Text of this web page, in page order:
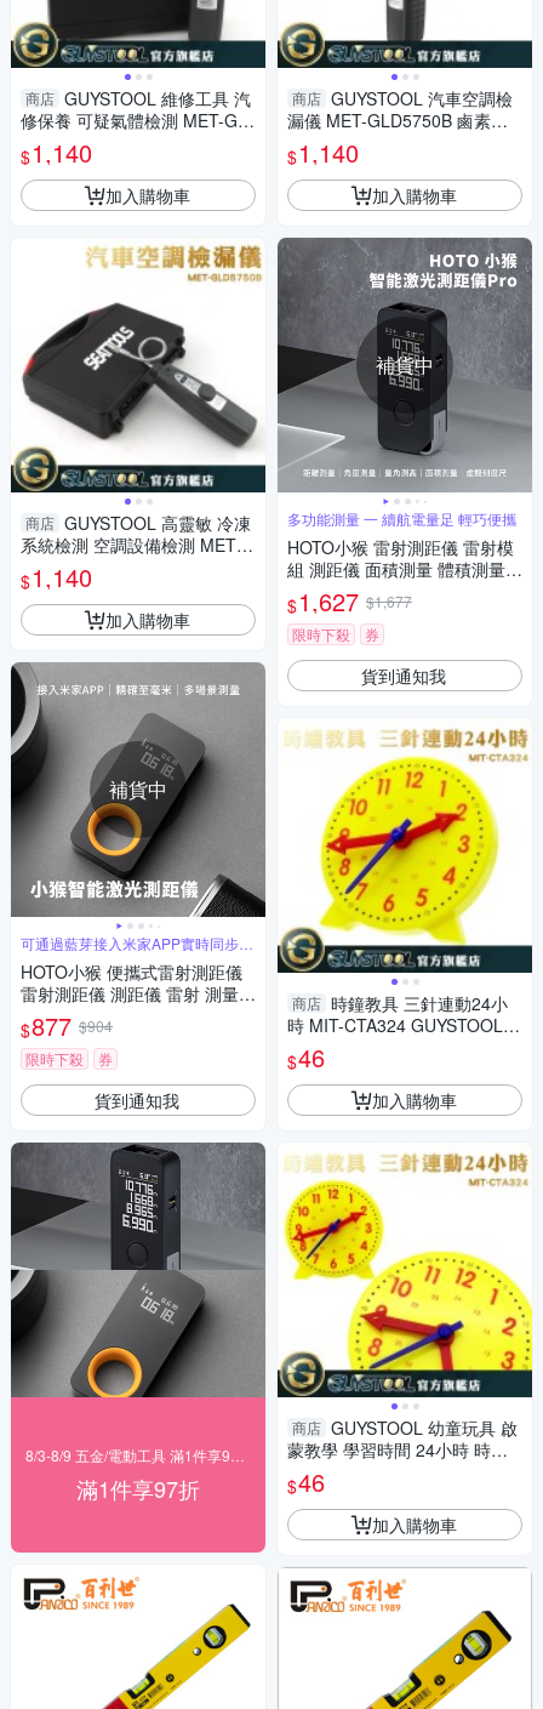
商店 GUYSTOOL 維修工具 汽
修保養 可疑氣體檢測 MET-GL
D5750B 可繞曲探頭 汽車冷媒
測漏儀
$1,140
加入購物車
商店 GUYSTOOL 高靈敏 冷凍
系統檢測 空調設備檢測 MET-G
LD5750B 汽車冷媒測漏儀 鹵素
檢漏儀
$1,140
加入購物車
補貨中
可通過藍芽接入米家APP實時同步測
量數據
HOTO小猴 便攜式雷射測距儀
雷射測距儀 測距儀 雷射 測量工
具 便攜 藍芽 測量 五金
$877 $904
限時下殺
券
貨到通知我
滿1件享97折
商店 GUYSTOOL 汽車空調檢
漏儀 MET-GLD5750B 鹵素氣
體檢測 汽修保養 高靈敏 汽車檢
測
$1,140
加入購物車
補貨中
多功能測量 一 續航電量足 輕巧便攜
HOTO小猴 雷射測距儀 雷射模
組 測距儀 面積測量 體積測量
電子量尺 雷射
$1,627 $1,677
限時下殺
券
貨到通知我
商店 時鐘教具 三針連動24小
時 MIT-CTA324 GUYSTOOL
幼教玩具 鐘錶模型 時鐘教學
$46
加入購物車
商店 GUYSTOOL 幼童玩具 啟
蒙教學 學習時間 24小時 時針
分針秒針 鐘錶模型 早教 認識時
間 時鐘模型
$46
加入購物車